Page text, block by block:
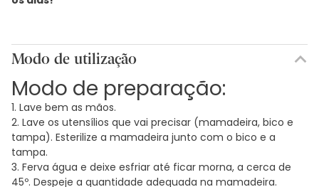
Modo de utilização
Modo de preparação:
1. Lave bem as mãos.
2. Lave os utensílios que vai precisar (mamadeira, bico e
tampa). Esterilize a mamadeira junto com o bico e a
tampa.
3. Ferva água e deixe esfriar até ficar morna, a cerca de
45º. Despeje a quantidade adequada na mamadeira.